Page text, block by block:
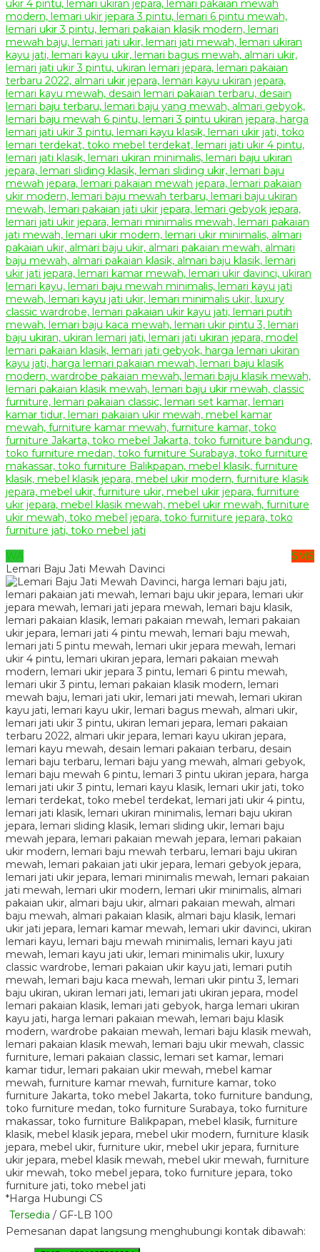
WA
SMS
Lemari Baju Jati Mewah Davinci
*Harga Hubungi CS
Tersedia / GF-LB 100
Pemesanan dapat langsung menghubungi kontak dibawah: